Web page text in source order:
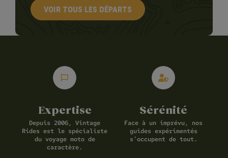
VOIR TOUS LES DÉPARTS
Expertise
Depuis 2006, Vintage
Rides est le spécialiste
du voyage moto de
caractère.
Sérénité
Face à un imprévu, nos
guides expérimentés
s’occupent de tout.